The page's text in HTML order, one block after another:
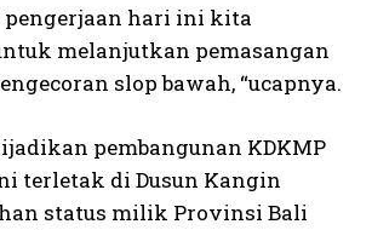
hari ini kita
melanjutkan pemasangan
slop bawah, “ucapnya.
pembangunan KDKMP
terletak di Dusun Kangin
status milik Provinsi Bali